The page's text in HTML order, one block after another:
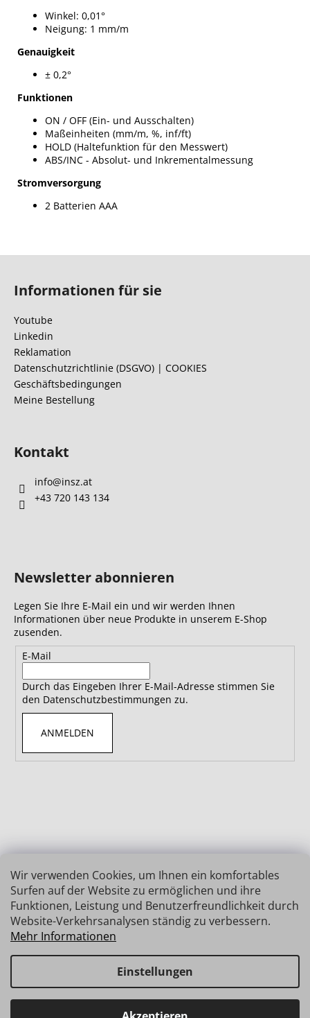
Wir verwenden Cookies, um Ihnen ein komfortables
Surfen auf der Website zu ermöglichen und ihre
Funktionen, Leistung und Benutzerfreundlichkeit durch
Website-Verkehrsanalysen ständig zu verbessern.
Mehr Informationen
Einstellungen
Haben Sie Fragen? Wir stehen Ihnen gerne zur Verfügung →
Winkel: 0,01°
Neigung: 1 mm/m
Genauigkeit
± 0,2°
Funktionen
ON / OFF (Ein- und Ausschalten)
Maßeinheiten (mm/m, %, inf/ft)
HOLD (Haltefunktion für den Messwert)
ABS/INC - Absolut- und Inkrementalmessung
Stromversorgung
2 Batterien AAA
Informationen für sie
Youtube
Linkedin
Reklamation
Datenschutzrichtlinie (DSGVO) | COOKIES
Geschäftsbedingungen
Meine Bestellung
Kontakt
info@insz.at
+43 720 143 134
Newsletter abonnieren
Legen Sie Ihre E-Mail ein und wir werden Ihnen
Informationen über neue Produkte in unserem E-Shop
zusenden.
E-Mail
Durch das Eingeben Ihrer E-Mail-Adresse stimmen Sie
den Datenschutzbestimmungen zu.
ANMELDEN
Erstellt von Shoptet
Copyright 2026INSIZE | MESSTECHNIK. Alle Rechte